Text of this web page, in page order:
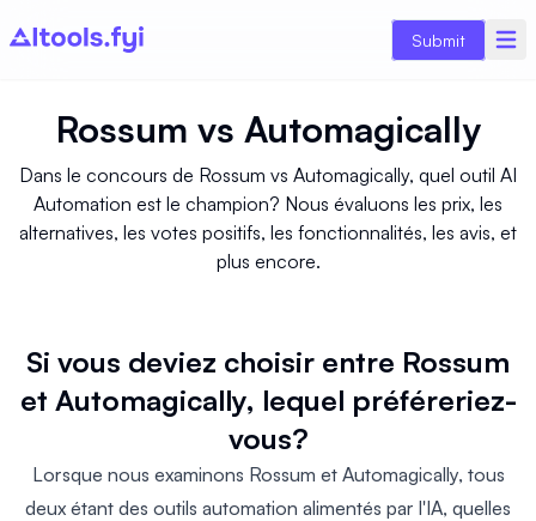
Submit
Rossum vs Automagically
Dans le concours de Rossum vs Automagically, quel outil AI
Automation est le champion? Nous évaluons les prix, les
alternatives, les votes positifs, les fonctionnalités, les avis, et
plus encore.
Si vous deviez choisir entre Rossum
et Automagically, lequel préféreriez-
vous?
Lorsque nous examinons Rossum et Automagically, tous
deux étant des outils automation alimentés par l'IA, quelles